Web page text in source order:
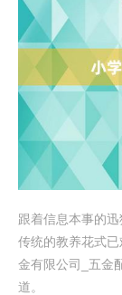
跟着信息本事的
传统的教养花式
金有限公司_五金
道。